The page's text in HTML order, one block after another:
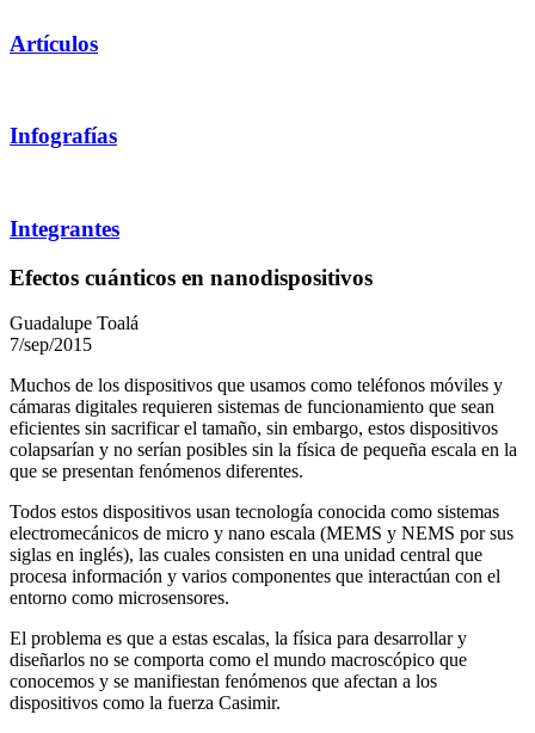
Artículos
Infografías
Integrantes
Efectos cuánticos en nanodispositivos
Guadalupe Toalá
7/sep/2015
Muchos de los dispositivos que usamos como teléfonos móviles y
cámaras digitales requieren sistemas de funcionamiento que sean
eficientes sin sacrificar el tamaño, sin embargo, estos dispositivos
colapsarían y no serían posibles sin la física de pequeña escala en la
que se presentan fenómenos diferentes.
Todos estos dispositivos usan tecnología conocida como sistemas
electromecánicos de micro y nano escala (MEMS y NEMS por sus
siglas en inglés), las cuales consisten en una unidad central que
procesa información y varios componentes que interactúan con el
entorno como microsensores.
El problema es que a estas escalas, la física para desarrollar y
diseñarlos no se comporta como el mundo macroscópico que
conocemos y se manifiestan fenómenos que afectan a los
dispositivos como la fuerza Casimir.